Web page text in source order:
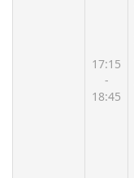
17:15
-
18:45